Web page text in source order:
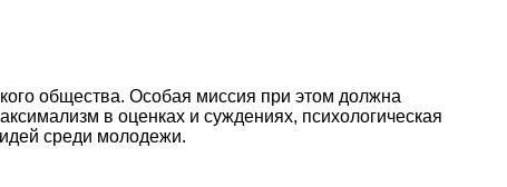
общества. Особая миссия при этом должна
в оценках и суждениях, психологическая
среди молодежи.